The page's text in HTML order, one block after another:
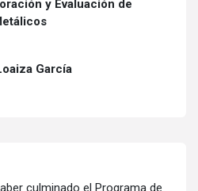
y Evaluación de
García
culminado el Programa de